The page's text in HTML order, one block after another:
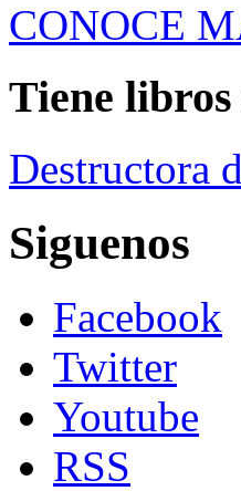
CONOCE
Tiene libros
Destructora
Siguenos
Facebook
Twitter
Youtube
RSS